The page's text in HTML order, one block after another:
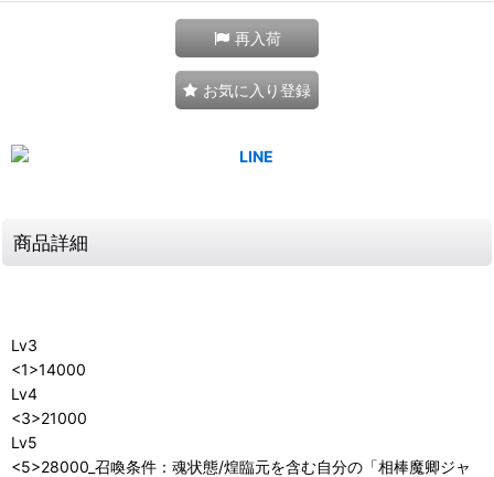
再入荷
お気に入り登録
商品詳細
Lv3
<1>14000
Lv4
<3>21000
Lv5
<5>28000_召喚条件：魂状態/煌臨元を含む自分の「相棒魔卿ジャ